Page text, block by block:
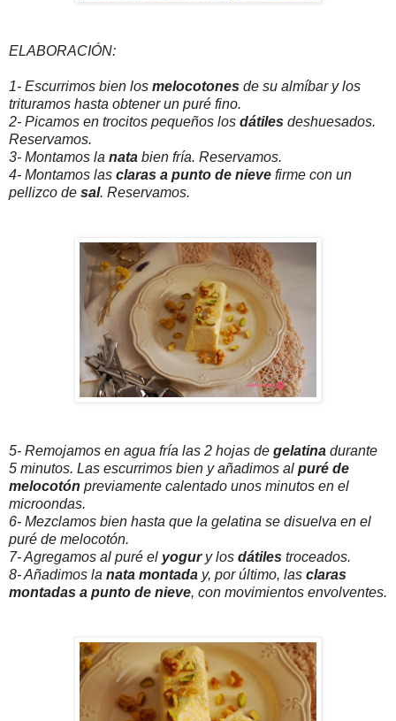
ELABORACIÓN:
1- Escurrimos bien los melocotones de su almíbar y los
trituramos hasta obtener un puré fino.
2- Picamos en trocitos pequeños los dátiles deshuesados.
Reservamos.
3- Montamos la nata bien fría. Reservamos.
4- Montamos las claras a punto de nieve firme con un
pellizco de sal. Reservamos.
5- Remojamos en agua fría las 2 hojas de gelatina durante
5 minutos. Las escurrimos bien y añadimos al puré de
melocotón previamente calentado unos minutos en el
microondas.
6- Mezclamos bien hasta que la gelatina se disuelva en el
puré de melocotón.
7- Agregamos al puré el yogur y los dátiles troceados.
8- Añadimos la nata montada y, por último, las claras
montadas a punto de nieve, con movimientos envolventes.